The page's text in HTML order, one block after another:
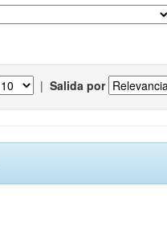
| Salida por